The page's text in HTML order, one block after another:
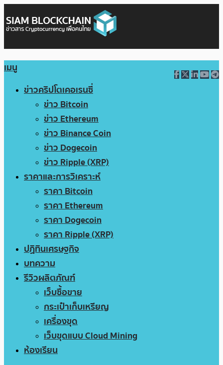
เมนู
ข่าวคริปโตเคอเรนซี่
ข่าว Bitcoin
ข่าว Ethereum
ข่าว Binance Coin
ข่าว Dogecoin
ข่าว Ripple (XRP)
ราคาและการวิเคราะห์
ราคา Bitcoin
ราคา Ethereum
ราคา Dogecoin
ราคา Ripple (XRP)
ปฏิทินเศรษฐกิจ
บทความ
รีวิวผลิตภัณฑ์
เว็บซื้อขาย
กระเป๋าเก็บเหรียญ
เครื่องขุด
เว็บขุดแบบ Cloud Mining
ห้องเรียน